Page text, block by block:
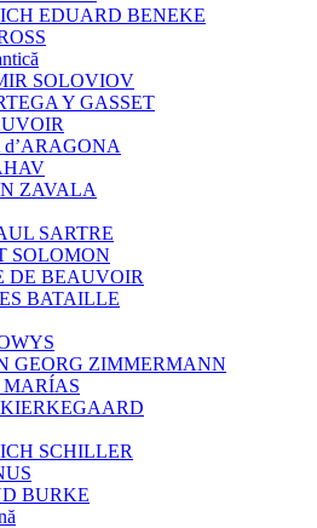
EDUARD BENEKE
SOLOVIOV
Y GASSET
ZAVALA
SARTRE
SOLOMON
DE BEAUVOIR
BATAILLE
GEORG ZIMMERMANN
SCHILLER
BURKE